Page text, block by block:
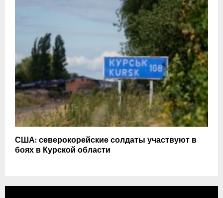
США: северокорейские солдаты участвуют в
боях в Курской области